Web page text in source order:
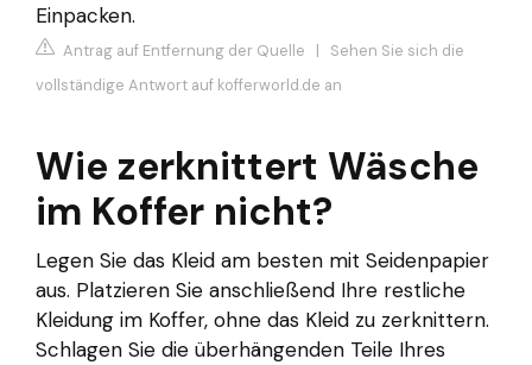
Einpacken.
Antrag auf Entfernung der Quelle | Sehen Sie sich die
vollständige Antwort auf kofferworld.de an
Wie zerknittert Wäsche
im Koffer nicht?
Legen Sie das Kleid am besten mit Seidenpapier
aus. Platzieren Sie anschließend Ihre restliche
Kleidung im Koffer, ohne das Kleid zu zerknittern.
Schlagen Sie die überhängenden Teile Ihres